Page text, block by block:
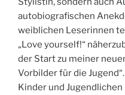
autobiografischen
weiblichen Leserinnen
„Love yourself!“
der Start zu meiner
Vorbilder für die
Kinder und